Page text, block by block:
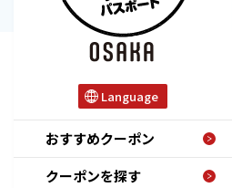
Language
おすすめクーポン
クーポンを探す